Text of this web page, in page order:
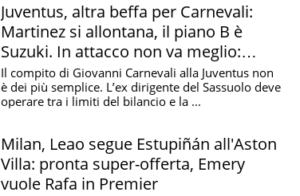
Juventus, altra beffa per Carnevali:
Martinez si allontana, il piano B è
Suzuki. In attacco non va meglio:
rispunta Vlahovic
Il compito di Giovanni Carnevali alla Juventus non
è dei più semplice. L’ex dirigente del Sassuolo deve
operare tra i limiti del bilancio e la ...
Milan, Leao segue Estupiñán all'Aston
Villa: pronta super-offerta, Emery
vuole Rafa in Premier